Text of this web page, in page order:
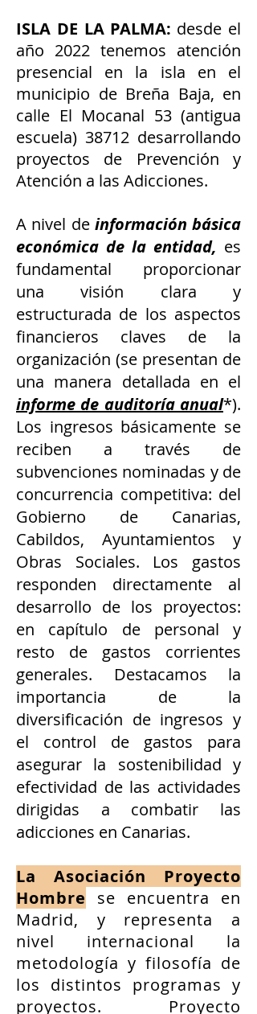
ISLA DE LA PALMA: desde el
año 2022 tenemos atención
presencial en la isla en el
municipio de Breña Baja, en
calle El Mocanal 53 (antigua
escuela) 38712 desarrollando
proyectos de Prevención y
Atención a las Adicciones.
A nivel de información básica
económica de la entidad, es
fundamental proporcionar
una visión clara y
estructurada de los aspectos
financieros claves de la
organización (se presentan de
una manera detallada en el
informe de auditoría anual*).
Los ingresos básicamente se
reciben a través de
subvenciones nominadas y de
concurrencia competitiva: del
Gobierno de Canarias,
Cabildos, Ayuntamientos y
Obras Sociales. Los gastos
responden directamente al
desarrollo de los proyectos:
en capítulo de personal y
resto de gastos corrientes
generales. Destacamos la
importancia de la
diversificación de ingresos y
el control de gastos para
asegurar la sostenibilidad y
efectividad de las actividades
dirigidas a combatir las
adicciones en Canarias.
La Asociación Proyecto
Hombre se encuentra en
Madrid, y representa a
nivel internacional la
metodología y filosofía de
los distintos programas y
proyectos. Proyecto